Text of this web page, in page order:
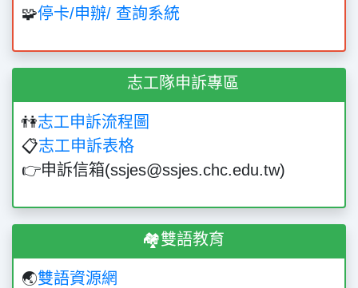
🧩停卡/申辦/ 查詢系統
志工隊申訴專區
👫志工申訴流程圖
📋志工申訴表格
👉申訴信箱(ssjes@ssjes.chc.edu.tw)
🏘️雙語教育
🌏雙語資源網